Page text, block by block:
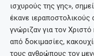
ισχυρούς της γης»,
έκανε
γνώριζαν για τον
από δοκιμασίες,
τους ανθρώπους τον